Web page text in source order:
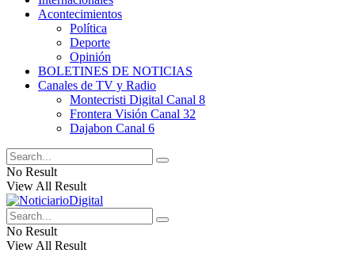
Acontecimientos
Política
Deporte
Opinión
BOLETINES DE NOTICIAS
Canales de TV y Radio
Montecristi Digital Canal 8
Frontera Visión Canal 32
Dajabon Canal 6
No Result
View All Result
No Result
View All Result